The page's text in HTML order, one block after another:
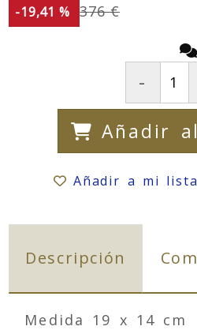
-19,41 % 376 €
-
Añadir
Añadir a mi
Descripción
Medida 19 x 14 cm